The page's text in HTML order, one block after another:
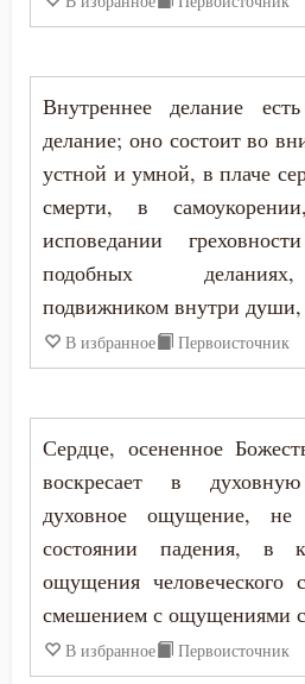
Внутреннее делание
делание; оно состоит во
устной и умной, в плаче
смерти, в
исповедании
подобных
подвижником внутри души,
В избранное Первоисточник
Сердце, осененное
воскресает в
духовное ощущение,
состоянии падения, в
ощущения человеческого
смешением с ощущениями
В избранное Первоисточник